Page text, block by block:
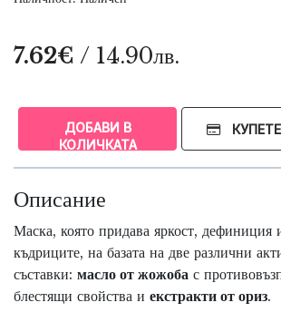
7.62€ / 14.90лв.
ДОБАВИ В
КОЛИЧКАТА
Описание
Маска, която придава яркост, дефиниция
къдриците, на базата на две различни
съставки: масло от жожоба с
блестящи свойства и екстракти от ориз.